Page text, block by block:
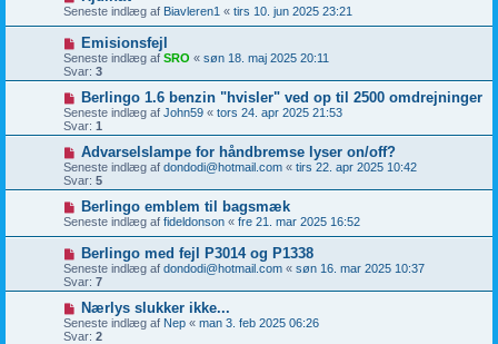
Seneste indlæg af Biavleren1 « tirs 10. jun 2025 23:21
Emisionsfejl
Seneste indlæg af SRO « søn 18. maj 2025 20:11
Svar: 3
Berlingo 1.6 benzin "hvisler" ved op til 2500 omdrejninger
Seneste indlæg af John59 « tors 24. apr 2025 21:53
Svar: 1
Advarselslampe for håndbremse lyser on/off?
Seneste indlæg af dondodi@hotmail.com « tirs 22. apr 2025 10:42
Svar: 5
Berlingo emblem til bagsmæk
Seneste indlæg af fideldonson « fre 21. mar 2025 16:52
Berlingo med fejl P3014 og P1338
Seneste indlæg af dondodi@hotmail.com « søn 16. mar 2025 10:37
Svar: 7
Nærlys slukker ikke...
Seneste indlæg af Nep « man 3. feb 2025 06:26
Svar: 2